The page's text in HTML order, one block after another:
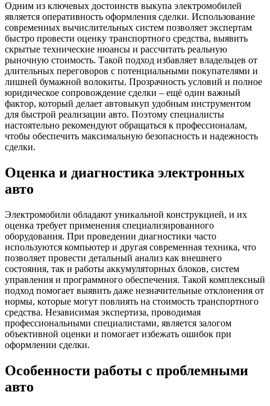
Одним из ключевых достоинств выкупа электромобилей
является оперативность оформления сделки. Использование
современных вычислительных систем позволяет экспертам
быстро провести оценку транспортного средства, выявить
скрытые технические нюансы и рассчитать реальную
рыночную стоимость. Такой подход избавляет владельцев от
длительных переговоров с потенциальными покупателями и
лишней бумажной волокиты. Прозрачность условий и полное
юридическое сопровождение сделки – ещё один важный
фактор, который делает автовыкуп удобным инструментом
для быстрой реализации авто. Поэтому специалисты
настоятельно рекомендуют обращаться к профессионалам,
чтобы обеспечить максимальную безопасность и надежность
сделки.
Оценка и диагностика электронных
авто
Электромобили обладают уникальной конструкцией, и их
оценка требует применения специализированного
оборудования. При проведении диагностики часто
используются компьютер и другая современная техника, что
позволяет провести детальный анализ как внешнего
состояния, так и работы аккумуляторных блоков, систем
управления и программного обеспечения. Такой комплексный
подход помогает выявить даже незначительные отклонения от
нормы, которые могут повлиять на стоимость транспортного
средства. Независимая экспертиза, проводимая
профессиональными специалистами, является залогом
объективной оценки и помогает избежать ошибок при
оформлении сделки.
Особенности работы с проблемными
авто